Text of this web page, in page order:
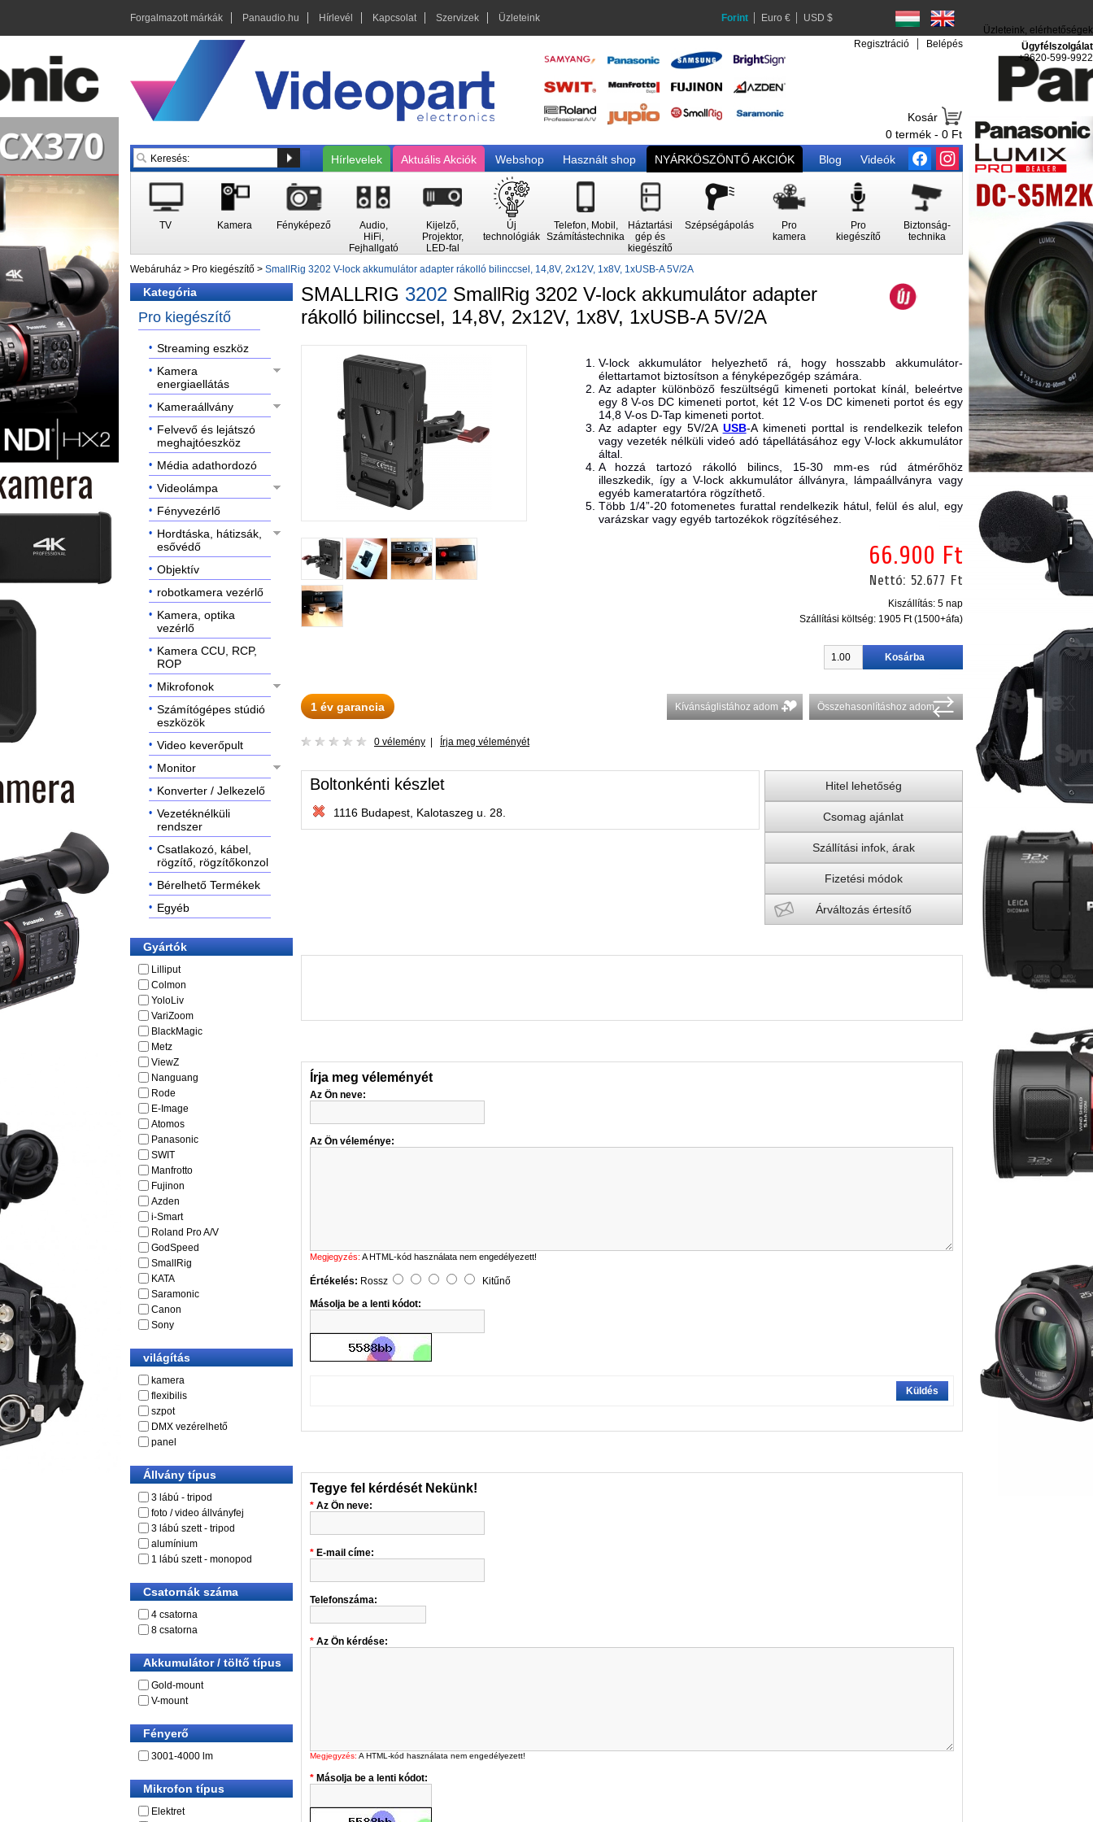
Forgalmazott márkák Panaudio.hu Hírlevél Kapcsolat Szervizek Üzleteink Forint Euro € USD $
Regisztráció Belépés
Kosár
0 termék - 0 Ft
Hírlevelek
Aktuális Akciók Webshop Használt shop NYÁRKÖSZÖNTŐ AKCIÓK Blog Videók
TV Kamera Fényképező
Audio,
HiFi,
Fejhallgató
Kijelző,
Projektor,
LED-fal
Új
technológiák
Telefon, Mobil,
Számítástechnika
Háztartási
gép és
kiegészítő
Szépségápolás
Pro
kamera
Pro
kiegészítő
Biztonság-
technika
Üzleteink, elérhetőségek
Ügyfélszolgálat
+3620-599-9922
Webáruház > Pro kiegészítő > SmallRig 3202 V-lock akkumulátor adapter rákolló bilinccsel, 14,8V, 2x12V, 1x8V, 1xUSB-A 5V/2A
Kategória
Pro kiegészítő
Streaming eszköz
Kamera
energiaellátás
Kameraállvány
Felvevő és lejátszó
meghajtóeszköz
Média adathordozó
Videolámpa
Fényvezérlő
Hordtáska, hátizsák,
esővédő
Objektív
robotkamera vezérlő
Kamera, optika
vezérlő
Kamera CCU, RCP,
ROP
Mikrofonok
Számítógépes stúdió
eszközök
Video keverőpult
Monitor
Konverter / Jelkezelő
Vezetéknélküli
rendszer
Csatlakozó, kábel,
rögzítő, rögzítőkonzol
Bérelhető Termékek
Egyéb
Gyártók
Lilliput
Colmon
YoloLiv
VariZoom
BlackMagic
Metz
ViewZ
Nanguang
Rode
E-Image
Atomos
Panasonic
SWIT
Manfrotto
Fujinon
Azden
i-Smart
Roland Pro A/V
GodSpeed
SmallRig
KATA
Saramonic
Canon
Sony
világítás
kamera
flexibilis
szpot
DMX vezérelhető
panel
Állvány típus
3 lábú - tripod
foto / video állványfej
3 lábú szett - tripod
alumínium
1 lábú szett - monopod
Csatornák száma
4 csatorna
8 csatorna
Akkumulátor / töltő típus
Gold-mount
V-mount
Fényerő
3001-4000 lm
Mikrofon típus
Elektret
SMALLRIG 3202 SmallRig 3202 V-lock akkumulátor adapter
rákolló bilinccsel, 14,8V, 2x12V, 1x8V, 1xUSB-A 5V/2A
V-lock akkumulátor helyezhető rá, hogy hosszabb akkumulátor-
élettartamot biztosítson a fényképezőgép számára.
Az adapter különböző feszültségű kimeneti portokat kínál, beleértve
egy 8 V-os DC kimeneti portot, két 12 V-os DC kimeneti portot és egy
14,8 V-os D-Tap kimeneti portot.
Az adapter egy 5V/2A USB-A kimeneti porttal is rendelkezik telefon
vagy vezeték nélküli videó adó tápellátásához egy V-lock akkumulátor
által.
A hozzá tartozó rákolló bilincs, 15-30 mm-es rúd átmérőhöz
illeszkedik, így a V-lock akkumulátor állványra, lámpaállványra vagy
egyéb kameratartóra rögzíthető.
Több 1/4”-20 fotomenetes furattal rendelkezik hátul, felül és alul, egy
varázskar vagy egyéb tartozékok rögzítéséhez.
66.900 Ft
Nettó: 52.677 Ft
Kiszállítás: 5 nap
Szállítási költség:1905 Ft (1500+áfa)
1 év garancia Kívánságlistához adom Összehasonlításhoz adom
0 vélemény Írja meg véleményét
Boltonkénti készlet
1116 Budapest, Kalotaszeg u. 28.
Hitel lehetőség
Csomag ajánlat
Szállítási infok, árak
Fizetési módok
Árváltozás értesítő
Írja meg véleményét
Az Ön neve:
Az Ön véleménye:
Megjegyzés: A HTML-kód használata nem engedélyezett!
Értékelés: Rossz
Kitűnő
Másolja be a lenti kódot:
Küldés
Tegye fel kérdését Nekünk!
Az Ön neve:
E-mail címe:
Telefonszáma:
Az Ön kérdése:
Megjegyzés: A HTML-kód használata nem engedélyezett!
Másolja be a lenti kódot: